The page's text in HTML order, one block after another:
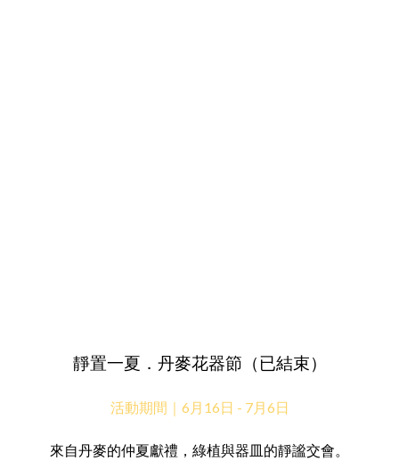
靜置一夏．丹麥花器節（已結束）
活動期間｜6月16日 - 7月6日
來自丹麥的仲夏獻禮，綠植與器皿的靜謐交會。